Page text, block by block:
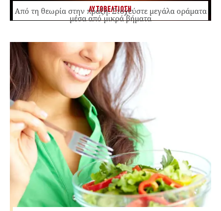
ΑΥΤΟΒΕΛΤΙΩΣΗ
Από τη θεωρία στην πράξη: Στοχεύστε μεγάλα οράματα
μέσα από μικρά βήματα